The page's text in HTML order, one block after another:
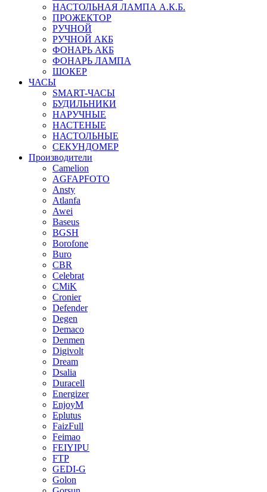
НАСТОЛЬНАЯ ЛАМПА А.К.Б.
ПРОЖЕКТОР
РУЧНОЙ
РУЧНОЙ АКБ
ФОНАРЬ АКБ
ФОНАРЬ ЛАМПА
ШОКЕР
ЧАСЫ
SMART-ЧАСЫ
БУДИЛЬНИКИ
НАРУЧНЫЕ
НАСТЕНЫЕ
НАСТОЛЬНЫЕ
СЕКУНДОМЕР
Производители
Camelion
AGFAPFOTO
Ansty
Atlanfa
Awei
Baseus
BGSH
Borofone
Buro
CBR
Celebrat
CMiK
Cronier
Defender
Degen
Demaco
Denmen
Digivolt
Dream
Dsalia
Duracell
Energizer
EnjoyM
Eplutus
FaizFull
Feimao
FEIYIPU
FTP
GEDI-G
Golon